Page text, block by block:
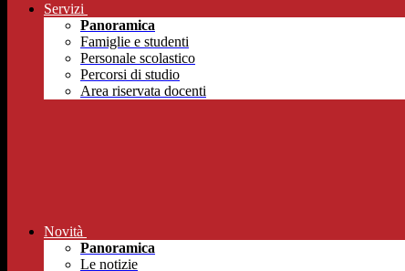
Servizi
Panoramica
Famiglie e studenti
Personale scolastico
Percorsi di studio
Area riservata docenti
Novità
Panoramica
Le notizie